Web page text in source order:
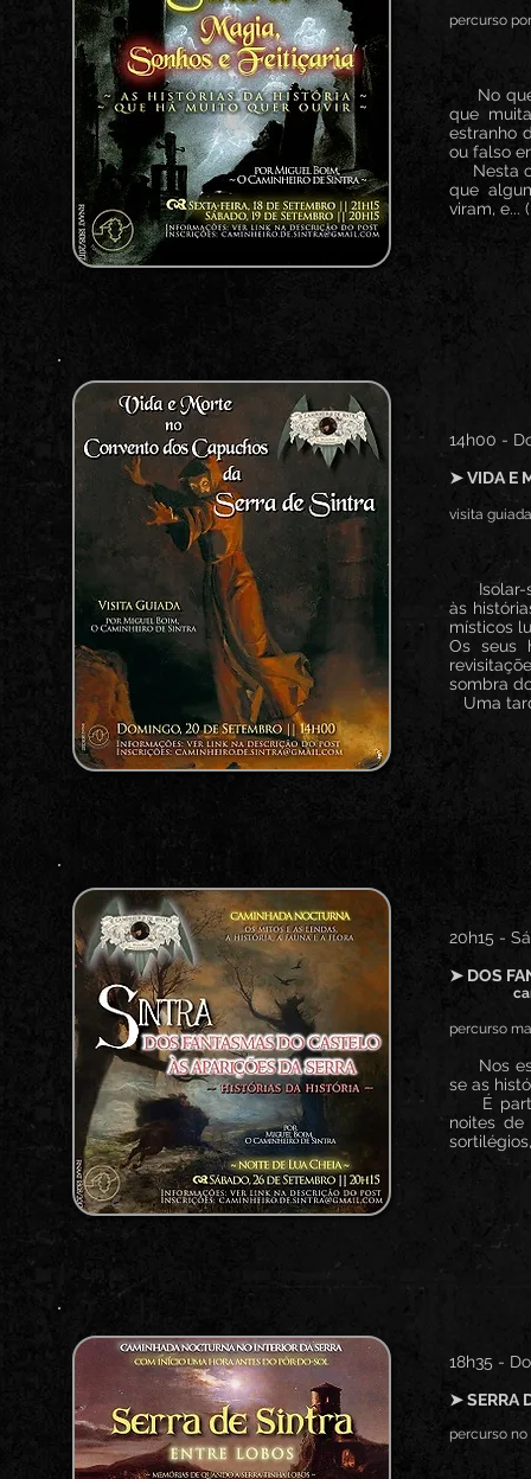
percurso
No que
que
estranho
ou falso
Nesta
que
viram, e...
14h00 -
➤ VIDA E
visita
Isolar-
às
místicos
Os seus
sombra
Uma
20h15 -
➤ DOS
percurso
Nos
se as
É
noites de
18h35 -
➤ SERRA
percurso